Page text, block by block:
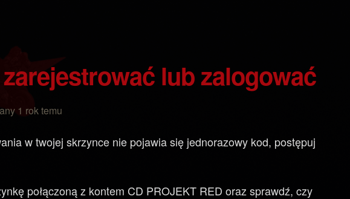
zarejestrować lub zalogować
1 rok temu
w twojej skrzynce nie pojawia się jednorazowy kod, postępuj
połączoną z kontem CD PROJEKT RED oraz sprawdź, czy